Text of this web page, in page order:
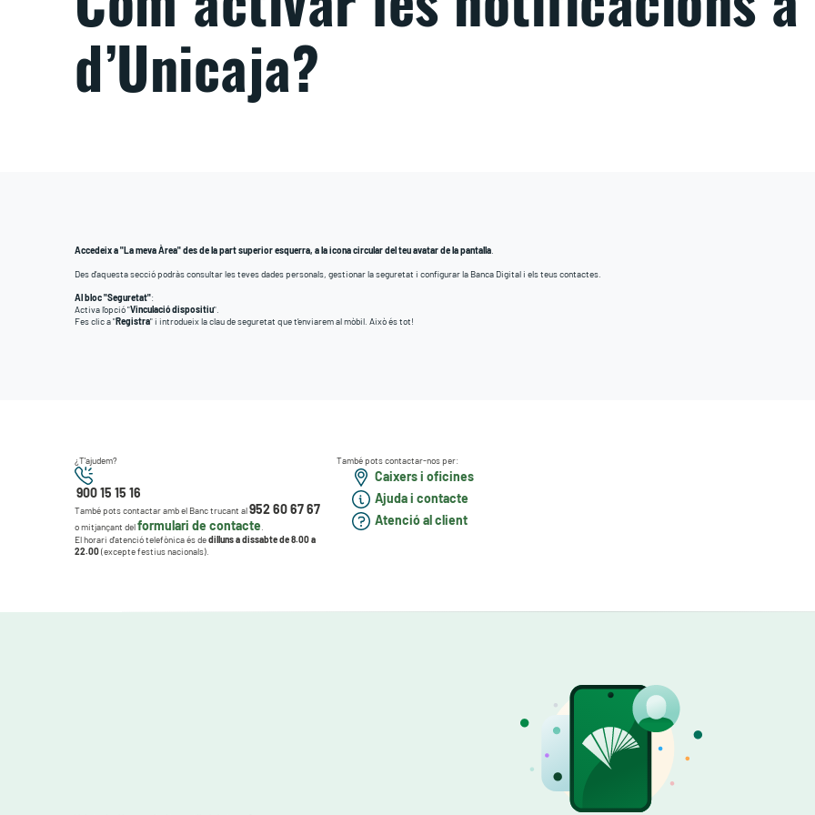
d’Unicaja?
Accedeix a "La meva Àrea" des de la part superior esquerra, a la icona circular del teu avatar de la pantalla
Des d’aquesta secció podràs consultar les teves dades personals, gestionar la seguretat i configurar la Banca Digital i els teus contactes.
Al bloc "Seguretat":
Activa l’opció "Vinculació dispositiu".
Fes clic a "Registra" i introdueix la clau de seguretat que t’enviarem al mòbil. Això és tot!
¿T'ajudem?
900 15 15 16
També pots contactar amb el Banc trucant al952 60 67 67
o mitjançant delformulari de contacte
El horari d'atenció telefònica és dedilluns a dissabte de 8.00 a
22.00(excepte festius nacionals).
També pots contactar-nos per:
Caixers i oficines
Ajuda i contacte
Atenció al client